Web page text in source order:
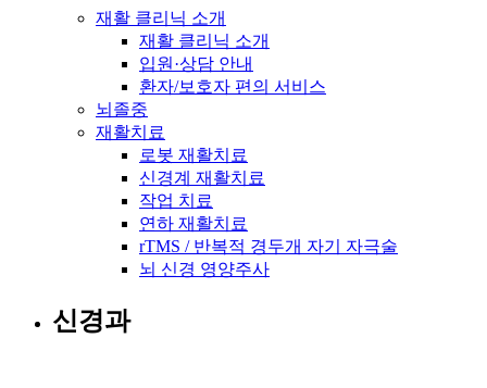
재활 클리닉 소개
재활 클리닉 소개
입원·상담 안내
환자/보호자 편의 서비스
뇌졸중
재활치료
로봇 재활치료
신경계 재활치료
작업 치료
연하 재활치료
rTMS / 반복적 경두개 자기 자극술
뇌 신경 영양주사
신경과